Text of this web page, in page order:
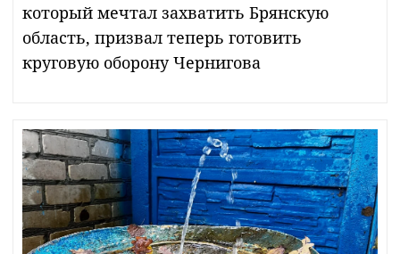
который мечтал захватить Брянскую
область, призвал теперь готовить
круговую оборону Чернигова